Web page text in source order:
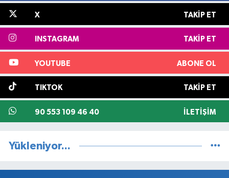
X TAKIP ET
INSTAGRAM TAKIP ET
YOUTUBE ABONE OL
TIKTOK TAKIP ET
90 553 109 46 40 İLETIŞIM
Yükleniyor...